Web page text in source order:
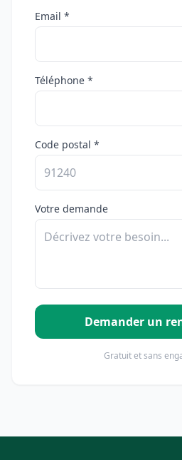
Email *
Téléphone *
Code postal *
Votre demande
Demander un
Gratuit et sans